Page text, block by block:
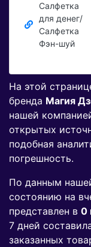
Салфетка
для денег/
Салфетка
Фэн-шуй
На этой
бренда Магия
нашей
открытых
подобная
погрешность.
По данным
состоянию на
представлен в 0
7 дней
заказанных